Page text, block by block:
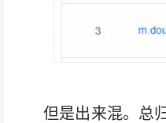
但是出来混。总